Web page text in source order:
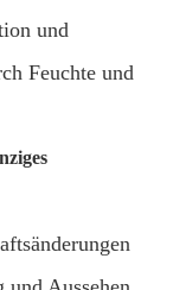
und
Feuchte und